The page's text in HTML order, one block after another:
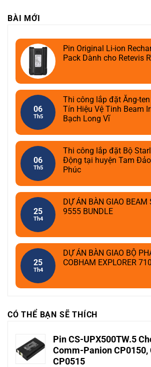
BÀI MỚI
Pin Original Li-ion
Pack Dành cho Retevis
06
Th5
Thi công lắp đặt Ăng-
Tín Hiệu Vệ Tinh Beam
Bạch Long Vĩ
06
Th5
Thi công lắp đặt Bộ
Động tại huyện Tam
Phúc
25
Th4
DỰ ÁN BÀN GIAO BEAM
9555 BUNDLE
25
Th4
DỰ ÁN BÀN GIAO BỘ
COBHAM EXPLORER 710
CÓ THỂ BẠN SẼ THÍCH
Pin CS-UPX500TW.5
Comm-Panion CP0150,
CP0515